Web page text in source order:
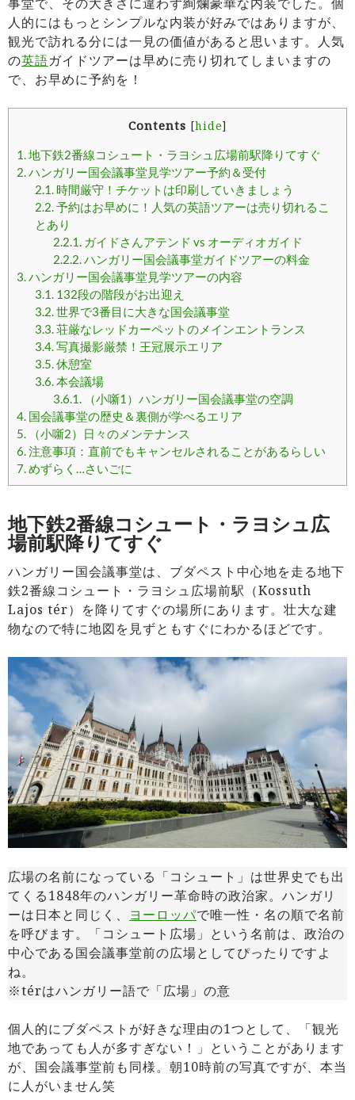
人的にはもっとシンプルな内装が好みではありますが、
観光で訪れる分には一見の価値があると思います。人気
の英語ガイドツアーは早めに売り切れてしまいますの
で、お早めに予約を！
Contents [hide]
1.地下鉄2番線コシュート・ラヨシュ広場前駅降りてすぐ
2.ハンガリー国会議事堂見学ツアー予約＆受付
2.1.時間厳守！チケットは印刷していきましょう
2.2.予約はお早めに！人気の英語ツアーは売り切れるこ
とあり
2.2.1.ガイドさんアテンド vs オーディオガイド
2.2.2.ハンガリー国会議事堂ガイドツアーの料金
3.ハンガリー国会議事堂見学ツアーの内容
3.1.132段の階段がお出迎え
3.2.世界で3番目に大きな国会議事堂
3.3.荘厳なレッドカーペットのメインエントランス
3.4.写真撮影厳禁！王冠展示エリア
3.5.休憩室
3.6.本会議場
3.6.1.（小噺1）ハンガリー国会議事堂の空調
4. 国会議事堂の歴史＆裏側が学べるエリア
5. （小噺2）日々のメンテナンス
6.注意事項：直前でもキャンセルされることがあるらしい
7.めずらく…さいごに
地下鉄2番線コシュート・ラヨシュ広
場前駅降りてすぐ
ハンガリー国会議事堂は、ブダペスト中心地を走る地下
鉄2番線コシュート・ラヨシュ広場前駅（Kossuth
Lajos tér）を降りてすぐの場所にあります。壮大な建
物なので特に地図を見ずともすぐにわかるほどです。
広場の名前になっている「コシュート」は世界史でも出
てくる1848年のハンガリー革命時の政治家。ハンガリ
ーは日本と同じく、 ヨーロッパで唯一性・名の順で名前
を呼びます。「コシュート広場」という名前は、政治の
中心である国会議事堂前の広場としてぴったりですよ
ね。
※térはハンガリー語で「広場」の意
個人的にブダペストが好きな理由の1つとして、「観光
地であっても人が多すぎない！」ということがあります
が、国会議事堂前も同様。朝10時前の写真ですが、本当
に人がいません笑